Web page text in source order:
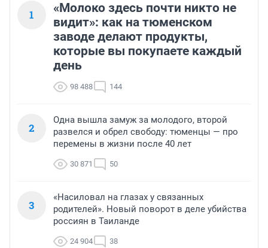
1
«Молоко здесь почти никто не
видит»: как на тюменском
заводе делают продукты,
которые вы покупаете каждый
день
98 488 144
2
Одна вышла замуж за молодого, второй
развелся и обрел свободу: тюменцы — про
перемены в жизни после 40 лет
30 871 50
3
«Насиловал на глазах у связанных
родителей». Новый поворот в деле убийства
россиян в Таиланде
24 904 38